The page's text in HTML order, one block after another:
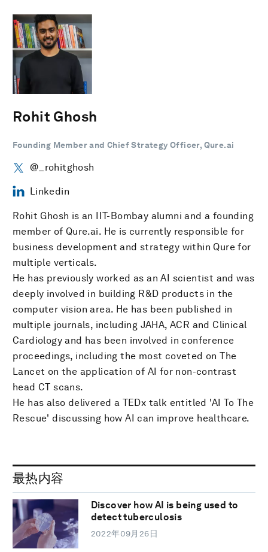
Rohit Ghosh
Founding Member and Chief Strategy Officer, Qure.ai
@_rohitghosh
Linkedin
Rohit Ghosh is an IIT-Bombay alumni and a founding
member of Qure.ai. He is currently responsible for
business development and strategy within Qure for
multiple verticals.
He has previously worked as an AI scientist and was
deeply involved in building R&D products in the
computer vision area. He has been published in
multiple journals, including JAHA, ACR and Clinical
Cardiology and has been involved in conference
proceedings, including the most coveted on The
Lancet on the application of AI for non-contrast
head CT scans.
He has also delivered a TEDx talk entitled 'AI To The
Rescue' discussing how AI can improve healthcare.
最热内容
Discover how AI is being used to
detect tuberculosis
2022年09月26日